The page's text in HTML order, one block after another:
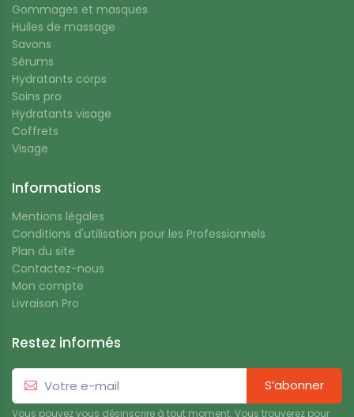
Gommages et masques
Huiles de massage
Savons
Sérums
Hydratants corps
Soins pro
Hydratants visage
Coffrets
Visage
Informations
Mentions légales
Conditions d'utilisation pour les Professionnels
Plan du site
Contactez-nous
Mon compte
Livraison Pro
Restez informés
S’abonner
Vous pouvez vous désinscrire à tout moment. Vous trouverez pour